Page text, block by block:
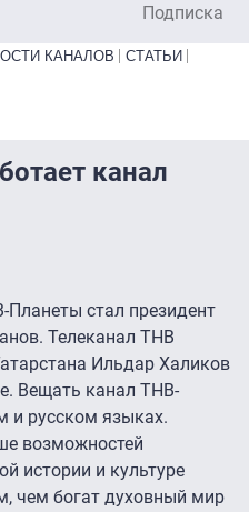
Подписка
КАНАЛОВ
СТАТЬИ
канал
стал президент
Телеканал ТНВ
Ильдар Халиков
Вещать канал ТНВ-
и русском языках.
возможностей
истории и культуре
чем богат духовный мир